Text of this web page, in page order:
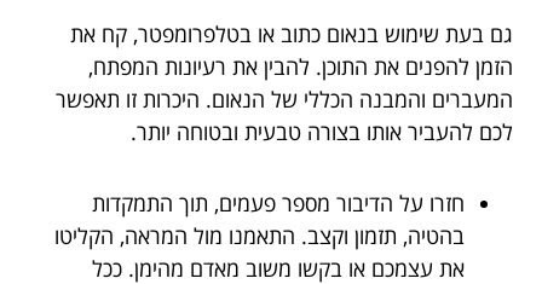
גם בעת שימוש בנאום כתוב או בטלפרומפטר, קח את
הזמן להפנים את התוכן. להבין את רעיונות המפתח,
המעברים והמבנה הכללי של הנאום. היכרות זו תאפשר
לכם להעביר אותו בצורה טבעית ובטוחה יותר.
חזרו על הדיבור מספר פעמים, תוך התמקדות
בהטיה, תזמון וקצב. התאמנו מול המראה, הקליטו
את עצמכם או בקשו משוב מאדם מהימן. ככל